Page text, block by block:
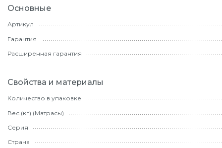
Основные
Артикул
Гарантия
Расширенная гарантия
Свойства и материалы
Количество в упаковке
Вес (кг) (Матрасы)
Серия
Страна